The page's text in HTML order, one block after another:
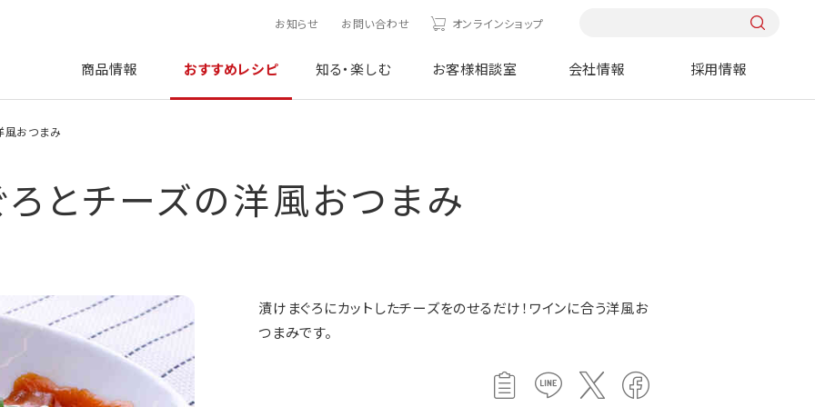
お知らせ お問い合わせ オンラインショップ
商品情報 おすすめレシピ 知る・楽しむ お客様相談室 会社情報 採用情報
風おつまみ
ろとチーズの洋風おつまみ
漬けまぐろにカットしたチーズをのせるだけ！ワインに合う洋風お
つまみです。